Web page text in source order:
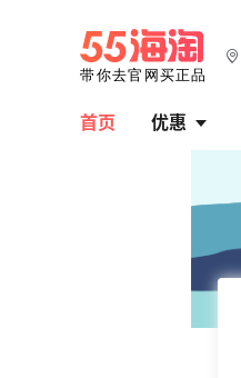
首页 优惠